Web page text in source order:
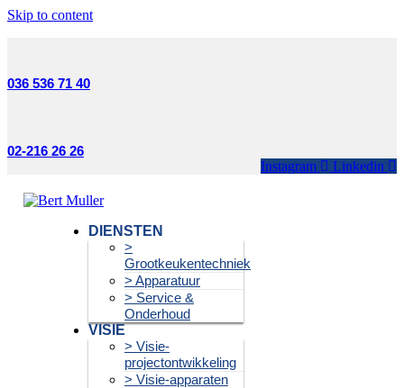
Skip to content
036 536 71 40
02-216 26 26
Instagram
Linkedin
DIENSTEN
>
Grootkeukentechniek
> Apparatuur
> Service &
Onderhoud
VISIE
> Visie-
projectontwikkeling
> Visie-apparaten